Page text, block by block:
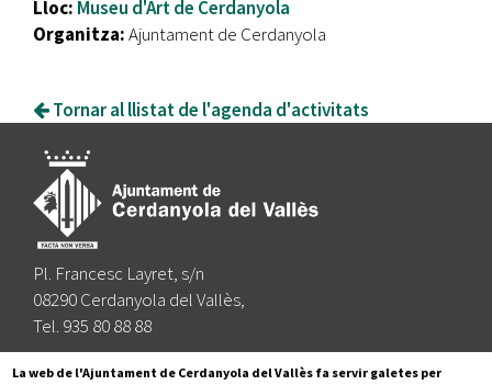
Lloc: Museu d'Art de Cerdanyola
Organitza:Ajuntament de Cerdanyola
Tornar al llistat de l'agenda d'activitats
Pl. Francesc Layret, s/n
08290 Cerdanyola del Vallès,
Tel. 935 80 88 88
Segueix-nos a:
La web de l'Ajuntament de Cerdanyola del Vallès fa servir galetes per